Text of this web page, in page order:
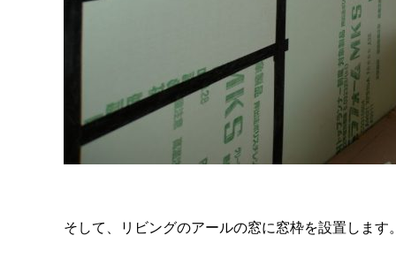
そして、リビングのアールの窓に窓枠を設置します